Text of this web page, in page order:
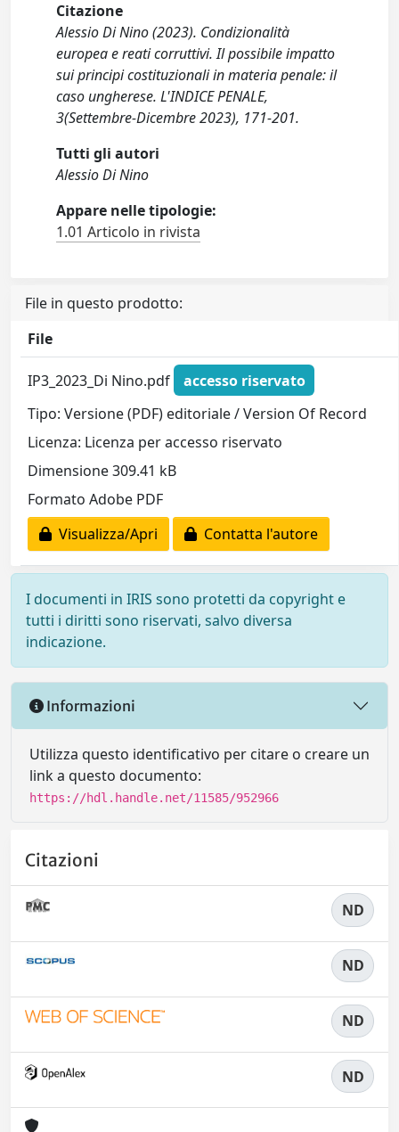
Citazione
Alessio Di Nino (2023). Condizionalità
europea e reati corruttivi. Il possibile impatto
sui principi costituzionali in materia penale: il
caso ungherese. L'INDICE PENALE,
3(Settembre-Dicembre 2023), 171-201.
Tutti gli autori
Alessio Di Nino
Appare nelle tipologie:
1.01 Articolo in rivista
File in questo prodotto:
File
IP3_2023_Di Nino.pdf
accesso riservato
Tipo: Versione (PDF) editoriale / Version Of Record
Licenza: Licenza per accesso riservato
Dimensione 309.41 kB
Formato Adobe PDF
Visualizza/Apri
Contatta l'autore
I documenti in IRIS sono protetti da copyright e
tutti i diritti sono riservati, salvo diversa
indicazione.
Informazioni
Utilizza questo identificativo per citare o creare un
link a questo documento:
https://hdl.handle.net/11585/952966
Citazioni
ND
ND
ND
ND